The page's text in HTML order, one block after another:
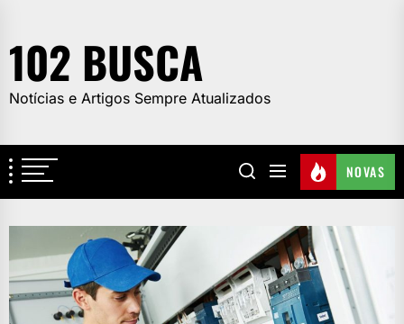
the
content
102 BUSCA
Notícias e Artigos Sempre Atualizados
NOVAS